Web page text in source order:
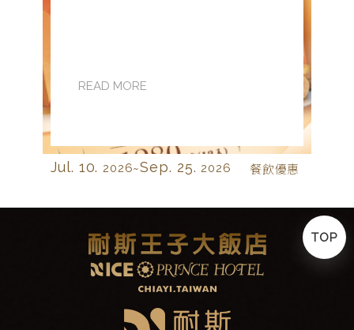
READ MORE
Jul. 10. 2026~Sep. 25. 2026 餐飲優惠
TOP